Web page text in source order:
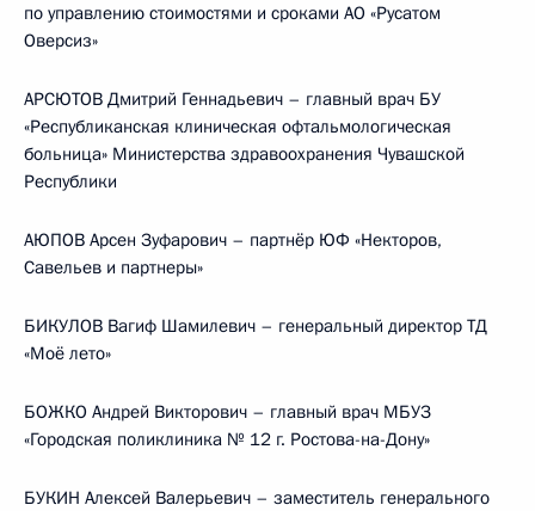
по управлению стоимостями и сроками АО «Русатом
Оверсиз»
АРСЮТОВ Дмитрий Геннадьевич – главный врач БУ
«Республиканская клиническая офтальмологическая
больница» Министерства здравоохранения Чувашской
Республики
АЮПОВ Арсен Зуфарович – партнёр ЮФ «Некторов,
Савельев и партнеры»
БИКУЛОВ Вагиф Шамилевич – генеральный директор ТД
«Моё лето»
БОЖКО Андрей Викторович – главный врач МБУЗ
«Городская поликлиника № 12 г. Ростова-на-Дону»
БУКИН Алексей Валерьевич – заместитель генерального